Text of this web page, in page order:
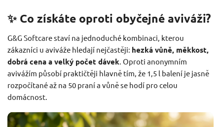
✨ Co získáte oproti obyčejné aviváži?
G&G Softcare staví na jednoduché kombinaci, kterou
zákazníci u aviváže hledají nejčastěji: hezká vůně, měkkost,
dobrá cena a velký počet dávek . Oproti anonymním
avivážím působí praktičtěji hlavně tím, že 1,5 l balení je jasně
rozpočítané až na 50 praní a vůně se hodí pro celou
domácnost.